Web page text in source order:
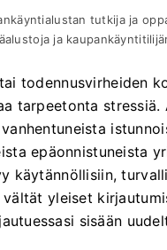
tutkija ja
ja
todennusvirheiden
tarpeetonta
epäonnistuneista
käytännöllisiin,
yleiset
sisään